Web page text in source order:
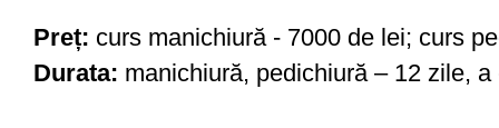
Preț: curs manichiură - 7000 de lei; curs
Durata: manichiură, pedichiură – 12 zile, a